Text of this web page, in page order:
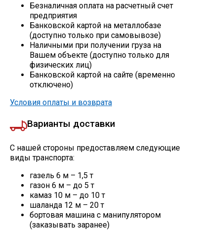
Безналичная оплата на расчетный счет
предприятия
Банковской картой на металлобазе
(доступно только при самовывозе)
Наличными при получении груза на
Вашем объекте (доступно только для
физических лиц)
Банковской картой на сайте (временно
отключено)
Условия оплаты и возврата
Варианты доставки
С нашей стороны предоставляем следующие
виды транспорта:
газель 6 м – 1,5 т
газон 6 м – до 5 т
камаз 10 м – до 10 т
шаланда 12 м – 20 т
бортовая машина с манипулятором
(заказывать заранее)